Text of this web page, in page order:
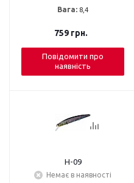
Вага: 8,4
759грн.
Повідомити про
наявність
H-09
Немає в наявності